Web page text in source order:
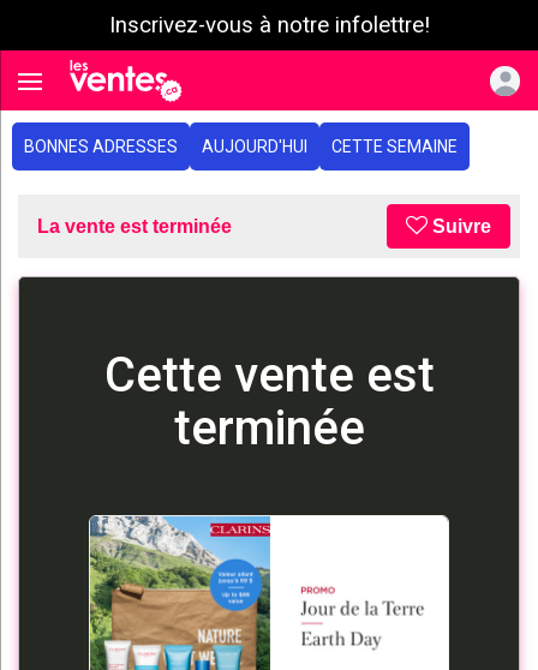
Inscrivez-vous à notre infolettre!
Toggle navigation
BONNES ADRESSES AUJOURD'HUI CETTE SEMAINE
La vente est terminée Suivre
Cette vente est
terminée